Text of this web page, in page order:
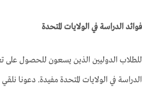
فوائد الدراسة في الولايات المتحدة
للطلاب الدوليين الذين يسعون للحصول على
الدراسة في الولايات المتحدة مفيدة. دعونا